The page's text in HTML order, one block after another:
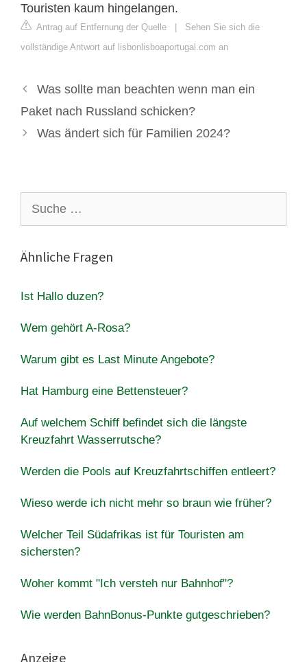
Touristen kaum hingelangen.
Antrag auf Entfernung der Quelle | Sehen Sie sich die
vollständige Antwort auf lisbonlisboaportugal.com an
Was sollte man beachten wenn man ein
Paket nach Russland schicken?
Was ändert sich für Familien 2024?
nach:
Ähnliche Fragen
Ist Hallo duzen?
Wem gehört A-Rosa?
Warum gibt es Last Minute Angebote?
Hat Hamburg eine Bettensteuer?
Auf welchem Schiff befindet sich die längste
Kreuzfahrt Wasserrutsche?
Werden die Pools auf Kreuzfahrtschiffen entleert?
Wieso werde ich nicht mehr so braun wie früher?
Welcher Teil Südafrikas ist für Touristen am
sichersten?
Woher kommt "Ich versteh nur Bahnhof"?
Wie werden BahnBonus-Punkte gutgeschrieben?
Anzeige